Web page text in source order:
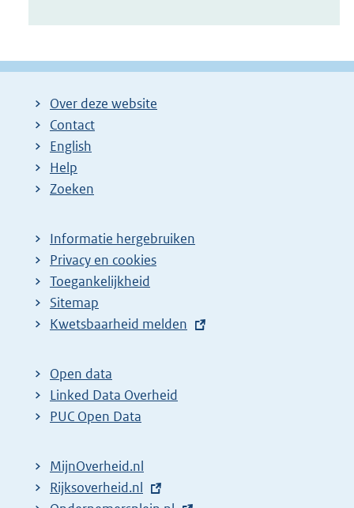
Over deze website
Contact
English
Help
Zoeken
Informatie hergebruiken
Privacy en cookies
Toegankelijkheid
Sitemap
E
t
e
r
l
i
Kwetsbaarheid melden
Open data
Linked Data Overheid
PUC Open Data
MijnOverheid.nl
E
Rijksoverheid.nl